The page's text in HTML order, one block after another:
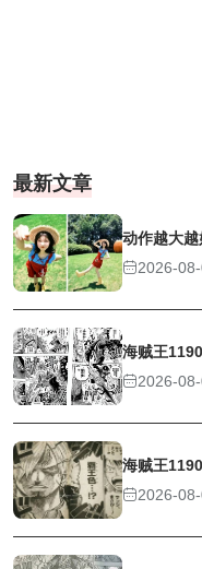
最新文章
动作越大
2026-
海贼王
2026-
海贼王
2026-